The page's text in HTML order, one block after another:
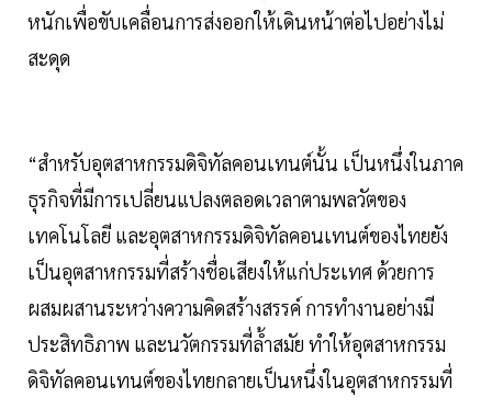
หนักเพื่อขับเคลื่อนการส่งออกให้เดินหน้าต่อไปอย่างไม่
สะดุด
“สำหรับอุตสาหกรรมดิจิทัลคอนเทนต์นั้น เป็นหนึ่งในภาค
ธุรกิจที่มีการเปลี่ยนแปลงตลอดเวลาตามพลวัตของ
เทคโนโลยี และอุตสาหกรรมดิจิทัลคอนเทนต์ของไทยยัง
เป็นอุตสาหกรรมที่สร้างชื่อเสียงให้แก่ประเทศ ด้วยการ
ผสมผสานระหว่างความคิดสร้างสรรค์ การทำงานอย่างมี
ประสิทธิภาพ และนวัตกรรมที่ล้ำสมัย ทำให้อุตสาหกรรม
ดิจิทัลคอนเทนต์ของไทยกลายเป็นหนึ่งในอุตสาหกรรมที่